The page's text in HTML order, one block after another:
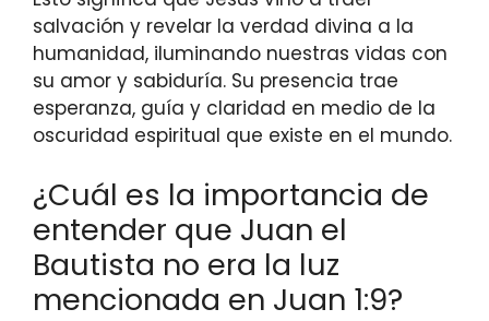
salvación y revelar la verdad divina a la
humanidad, iluminando nuestras vidas con
su amor y sabiduría. Su presencia trae
esperanza, guía y claridad en medio de la
oscuridad espiritual que existe en el mundo.
¿Cuál es la importancia de
entender que Juan el
Bautista no era la luz
mencionada en Juan 1:9?